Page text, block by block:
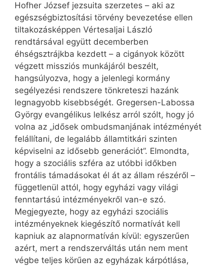
Hofher József jezsuita szerzetes – aki az
egészségbiztosítási törvény bevezetése ellen
tiltakozásképpen Vértesaljai László
rendtársával együtt decemberben
éhségsztrájkba kezdett – a cigányok között
végzett missziós munkájáról beszélt,
hangsúlyozva, hogy a jelenlegi kormány
segélyezési rendszere tönkreteszi hazánk
legnagyobb kisebbségét. Gregersen-Labossa
György evangélikus lelkész arról szólt, hogy jó
volna az „idősek ombudsmanjának intézményét
felállítani, de legalább államtitkári szinten
képviselni az idősebb generációt”. Elmondta,
hogy a szociális szféra az utóbbi időkben
frontális támadásokat él át az állam részéről –
függetlenül attól, hogy egyházi vagy világi
fenntartású intézményekről van-e szó.
Megjegyezte, hogy az egyházi szociális
intézményeknek kiegészítő normatívát kell
kapniuk az alapnormatíván kívül: egyszerűen
azért, mert a rendszerváltás után nem ment
végbe teljes körűen az egyházak kárpótlása,